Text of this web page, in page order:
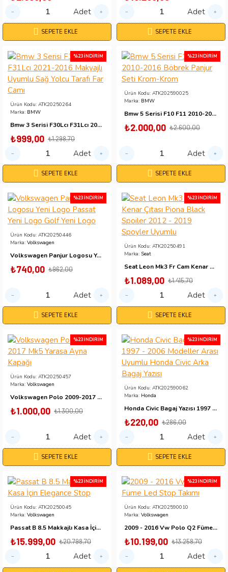
Adet
SEPETE EKLE
Adet
SEPETE EKLE
%23 İNDIRIM
Ürün Kodu: ATK20250264
Marka: BMW
Bmw 3 Serisi F30Lcı F31Lcı 2021-2016 Makyajlı Uyumlu Sağ Yolcu Tarafı Far Camı
₺999,00 ₺1.298,70
Adet
SEPETE EKLE
%23 İNDIRIM
Ürün Kodu: ATK202590025
Marka: BMW
Bmw 5 Serisi F10 F11 2010-2016 Böbrek Panjur Seti Krom-Krom
₺2.000,00 ₺2.600,00
Adet
SEPETE EKLE
%23 İNDIRIM
Ürün Kodu: ATK20250446
Marka: Volkswagen
Volkswagen Panjur Logosu Yeni Logo Passat Yeni Logo Golf Yeni Logo
₺740,00 ₺962,00
Adet
SEPETE EKLE
%23 İNDIRIM
Ürün Kodu: ATK20250491
Marka: Seat
Seat Leon Mk3 Fr Cam Kenar Çıtası Piona Black Spoiler 2012 - 2019 Spoyler Uyumlu
₺1.089,00 ₺1.415,70
Adet
SEPETE EKLE
%23 İNDIRIM
Ürün Kodu: ATK20250457
Marka: Volkswagen
Volkswagen Polo 2009-2017 Mk5 Yarasa Ayna Kapağı
₺1.000,00 ₺1.300,00
Adet
SEPETE EKLE
%23 İNDIRIM
Ürün Kodu: ATK202590062
Marka: Honda
Honda Civic Bagaj Yazısı 1997 - 2006 Modeller Arası Uyumlu Honda Civic Arka Bagaj Yazısı
₺220,00 ₺286,00
Adet
SEPETE EKLE
%23 İNDIRIM
Ürün Kodu: ATK20250045
Marka: Volkswagen
Passat B 8.5 Makkajlı Kasa İçin Elegance Stop
₺15.999,00 ₺20.798,70
Adet
%23 İNDIRIM
Ürün Kodu: ATK202590010
Marka: Volkswagen
2009 - 2016 Vw Polo Q2 Füme Led Stop Takımı
₺10.199,00 ₺13.258,70
Adet